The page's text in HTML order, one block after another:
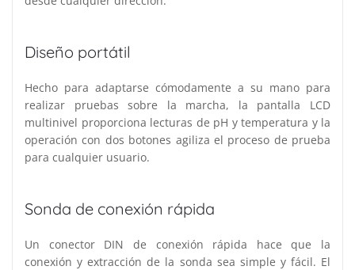
Diseño portátil
Hecho para adaptarse cómodamente a su mano para
realizar pruebas sobre la marcha, la pantalla LCD
multinivel proporciona lecturas de pH y temperatura y la
operación con dos botones agiliza el proceso de prueba
para cualquier usuario.
Sonda de conexión rápida
Un conector DIN de conexión rápida hace que la
conexión y extracción de la sonda sea simple y fácil. El